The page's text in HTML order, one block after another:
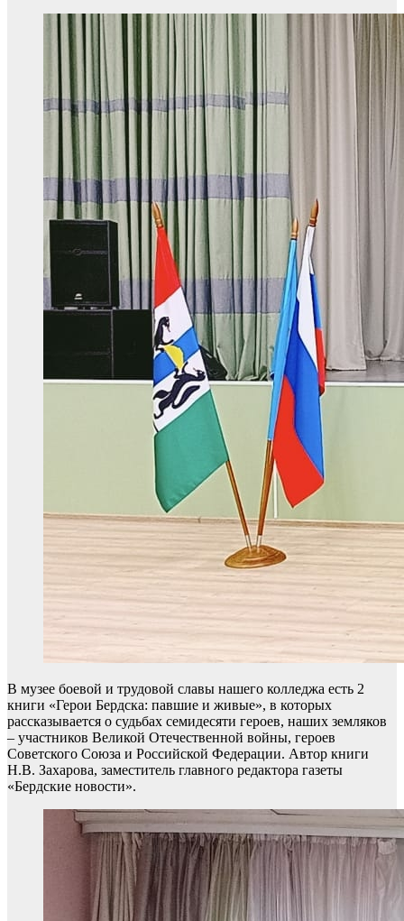
В музее боевой и трудовой славы нашего колледжа есть 2
книги «Герои Бердска: павшие и живые», в которых
рассказывается о судьбах семидесяти героев, наших земляков
– участников Великой Отечественной войны, героев
Советского Союза и Российской Федерации. Автор книги
Н.В. Захарова, заместитель главного редактора газеты
«Бердские новости».